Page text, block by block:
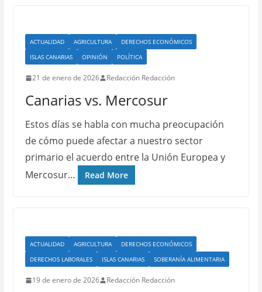
ACTUALIDAD AGRICULTURA
DERECHOS ECONÓMICOS
ISLAS CANARIAS
OPINIÓN POLÍTICA
21 de enero de 2026 Redacción Redacción
Canarias vs. Mercosur
Estos días se habla con mucha preocupación
de cómo puede afectar a nuestro sector
primario el acuerdo entre la Unión Europea y
Mercosur…
Read More
ACTUALIDAD AGRICULTURA
DERECHOS ECONÓMICOS
DERECHOS LABORALES
ISLAS CANARIAS SOBERANÍA ALIMENTARIA
19 de enero de 2026 Redacción Redacción